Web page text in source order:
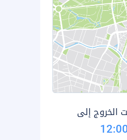
الخروج إلى